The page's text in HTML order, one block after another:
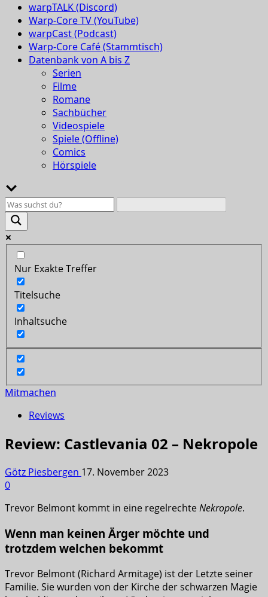
warpTALK (Discord)
Warp-Core TV (YouTube)
warpCast (Podcast)
Warp-Core Café (Stammtisch)
Datenbank von A bis Z
Serien
Filme
Romane
Sachbücher
Videospiele
Spiele (Offline)
Comics
Hörspiele
Nur Exakte Treffer
Titelsuche
Inhaltsuche
Mitmachen
Reviews
Review: Castlevania 02 – Nekropole
Götz Piesbergen 17. November 2023
0
Trevor Belmont kommt in eine regelrechteNekropole.
Wenn man keinen Ärger möchte und
trotzdem welchen bekommt
Trevor Belmont (Richard Armitage) ist der Letzte seiner
Familie. Sie wurden von der Kirche der schwarzen Magie